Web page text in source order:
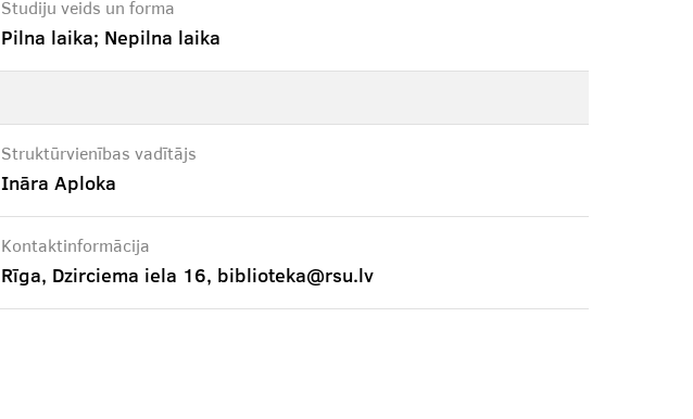
Studiju veids un forma
Pilna laika; Nepilna laika
Struktūrvienības vadītājs
Ināra Aploka
Kontaktinformācija
Rīga, Dzirciema iela 16, biblioteka@rsu.lv